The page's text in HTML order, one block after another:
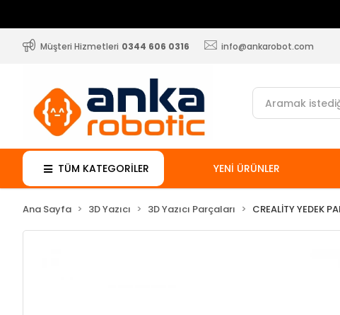
Müşteri Hizmetleri 0344 606 0316 info@ankarobot.com
TÜM KATEGORİLER YENİ ÜRÜNLER
Ana Sayfa 3D Yazıcı 3D Yazıcı Parçaları CREALİTY YEDEK